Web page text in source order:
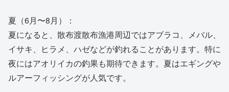
夏（6月〜8月）：
夏になると、散布渡散布漁港周辺ではアブラコ、メバル、
イサキ、ヒラメ、ハゼなどが釣れることがあります。特に
夜にはアオリイカの釣果も期待できます。夏はエギングや
ルアーフィッシングが人気です。